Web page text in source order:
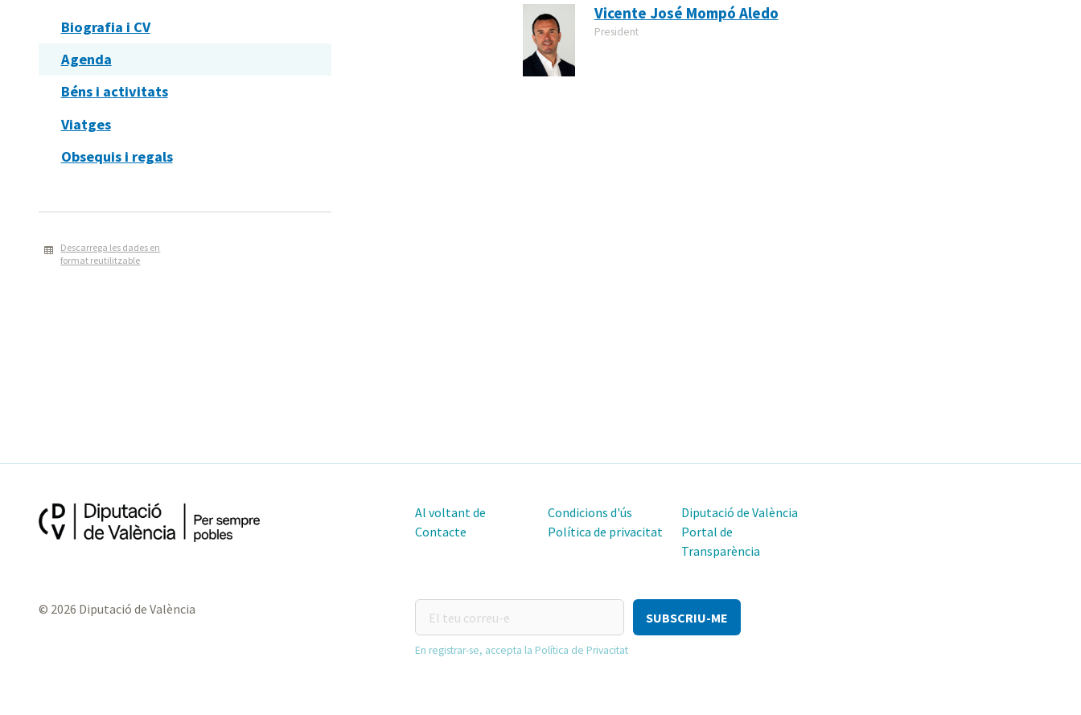
Biografia i CV
Agenda
Béns i activitats
Viatges
Obsequis i regals
Descarrega les dades en
format reutilitzable
Vicente José Mompó Aledo
President
Al voltant de
Contacte
Condicions d'ús
Política de privacitat
Diputació de València
Portal de
Transparència
© 2026 Diputació de València
teu
correu-
En registrar-se, accepta la Política de Privacitat